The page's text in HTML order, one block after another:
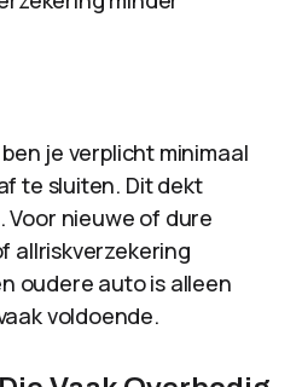
je verplicht minimaal
te sluiten. Dit dekt
nieuwe of dure
allriskverzekering
oudere auto is alleen
voldoende.